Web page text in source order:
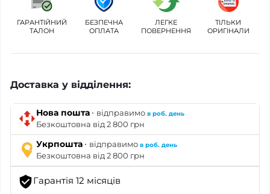
ГАРАНТІЙНИЙ
ТАЛОН
БЕЗПЕЧНА
ОПЛАТА
ЛЕГКЕ
ПОВЕРНЕННЯ
ТІЛЬКИ
ОРИГІНАЛИ
Доставка у відділення:
Нова пошта · відправимо в роб. день
Безкоштовна від 2 800 грн
Укрпошта · відправимо в роб. день
Безкоштовна від 2 800 грн
Гарантія 12 місяців